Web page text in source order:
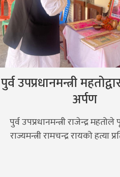
पुर्व उपप्रधानमन्त्री
अर्पण
पुर्व उपप्रधानमन्त्री राजेन्द्र
राज्यमन्त्री रामचन्द्र रायको हत्या